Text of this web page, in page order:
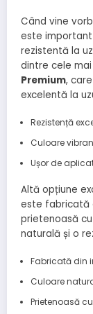
Când vine
este
rezistentă la
dintre cele
Premium,
excelentă la
Rezistență
Culoare
Ușor de
Altă opțiune
este fabricată
prietenoasă
naturală și o
Fabricată din
Culoare
Prietenoasă